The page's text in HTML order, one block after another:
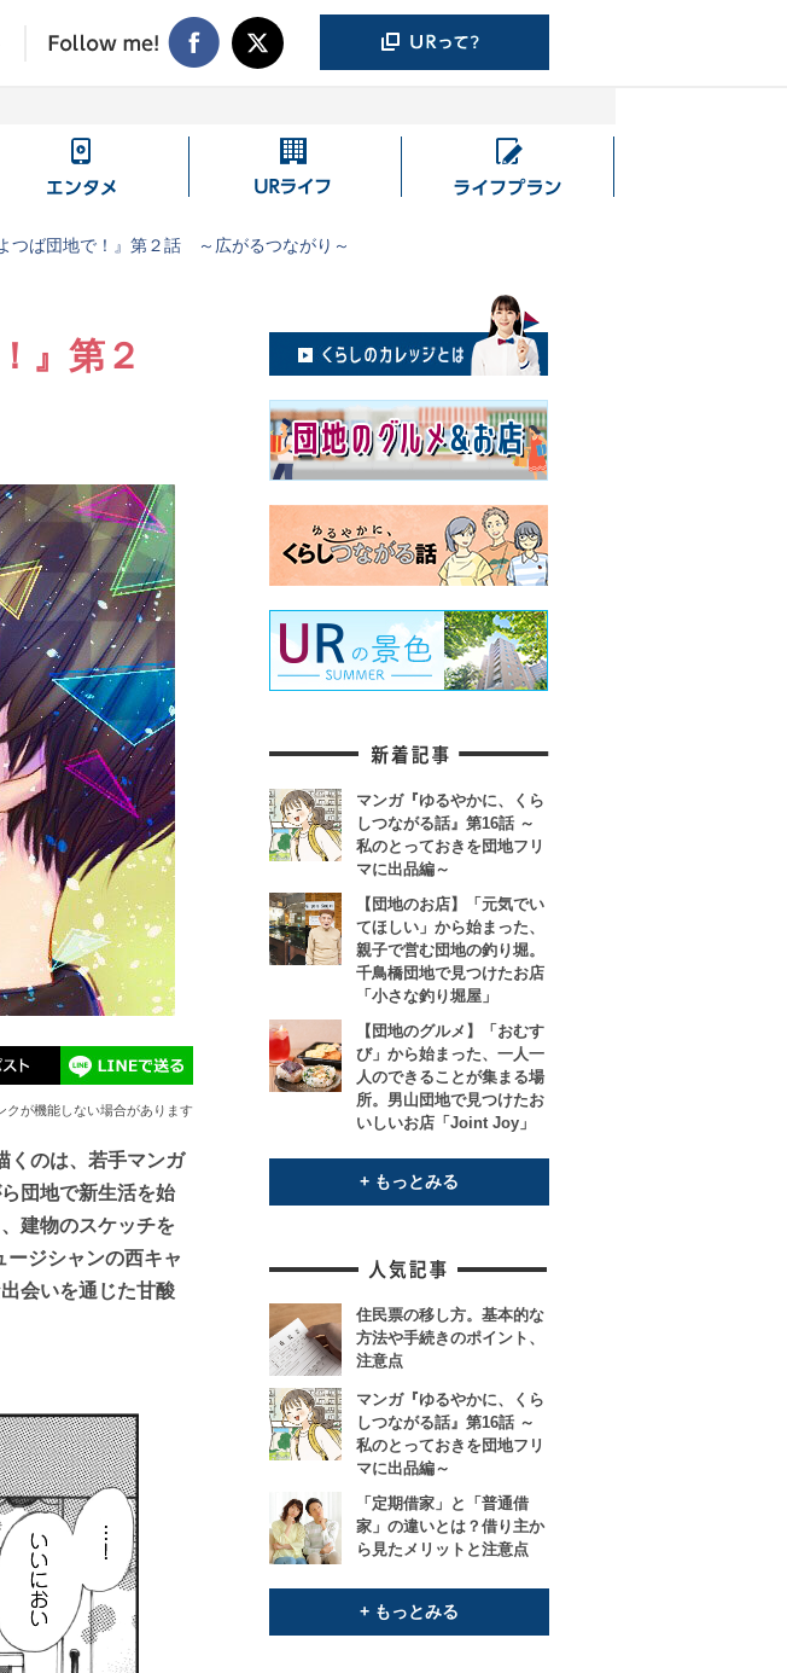
エ
タ
UR
イ
ラ
ラ
ン
つば団地で！』第２話 ～広がるつながり～
』第２
クが機能しない場合があります
くのは、若手マンガ
団地で新生活を始
建物のスケッチを
ジシャンの西キャ
会いを通じた甘酸
マンガ『ゆるやかに、くら
しつながる話』第16話 ～
私のとっておきを団地フリ
マに出品編～
【団地のお店】「元気でい
てほしい」から始まった、
親子で営む団地の釣り堀。
千鳥橋団地で見つけたお店
「小さな釣り堀屋」
【団地のグルメ】「おむす
び」から始まった、一人一
人のできることが集まる場
所。男山団地で見つけたお
いしいお店「Joint Joy」
+ もっとみる
住民票の移し方。基本的な
方法や手続きのポイント、
注意点
マンガ『ゆるやかに、くら
しつながる話』第16話 ～
私のとっておきを団地フリ
マに出品編～
「定期借家」と「普通借
家」の違いとは？借り主か
ら見たメリットと注意点
+ もっとみる